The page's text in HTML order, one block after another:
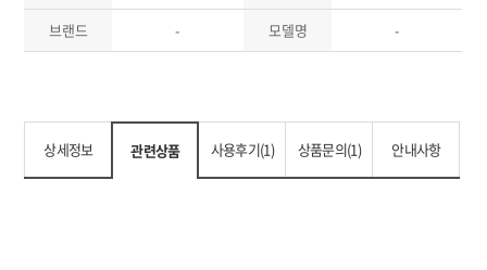
브랜드 - 모델명 -
상세정보 관련상품 사용후기(1) 상품문의(1) 안내사항